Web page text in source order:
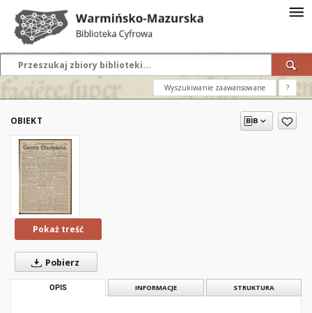
Wyszukiwanie zaawansowane ?
OBIEKT
Pokaż treść
Pobierz
OPIS INFORMACJE STRUKTURA